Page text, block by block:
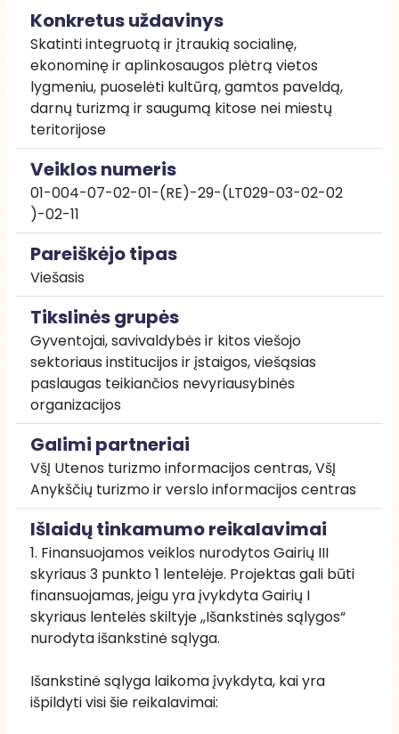
Konkretus uždavinys
Skatinti integruotą ir įtraukią socialinę,
ekonominę ir aplinkosaugos plėtrą vietos
lygmeniu, puoselėti kultūrą, gamtos paveldą,
darnų turizmą ir saugumą kitose nei miestų
teritorijose
Veiklos numeris
01-004-07-02-01-(RE)-29-(LT029-03-02-02
)-02-11
Pareiškėjo tipas
Viešasis
Tikslinės grupės
Gyventojai, savivaldybės ir kitos viešojo
sektoriaus institucijos ir įstaigos, viešąsias
paslaugas teikiančios nevyriausybinės
organizacijos
Galimi partneriai
VšĮ Utenos turizmo informacijos centras, VšĮ
Anykščių turizmo ir verslo informacijos centras
Išlaidų tinkamumo reikalavimai
1. Finansuojamos veiklos nurodytos Gairių III
skyriaus 3 punkto 1 lentelėje. Projektas gali būti
finansuojamas, jeigu yra įvykdyta Gairių I
skyriaus lentelės skiltyje ,,Išankstinės sąlygos“
nurodyta išankstinė sąlyga.
Išankstinė sąlyga laikoma įvykdyta, kai yra
išpildyti visi šie reikalavimai: